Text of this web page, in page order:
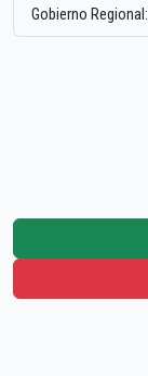
Gobierno Regional: